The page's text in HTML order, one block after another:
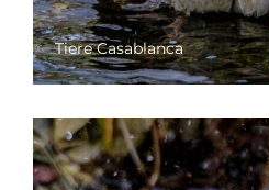
Tiere Casablanca